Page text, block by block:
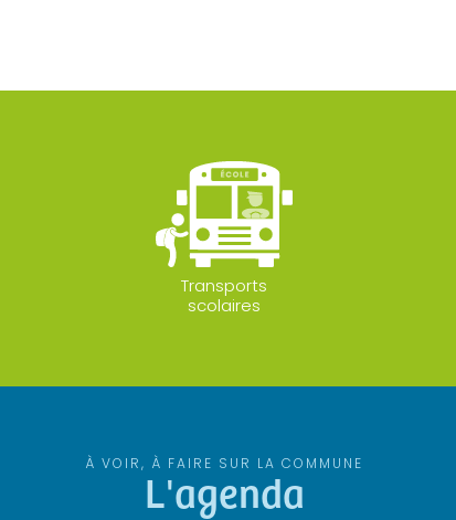
Transports
scolaires
À VOIR, À FAIRE SUR LA COMMUNE
L'agenda